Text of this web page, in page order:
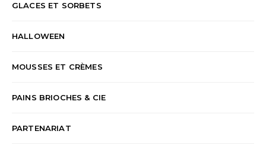
GLACES ET SORBETS
HALLOWEEN
MOUSSES ET CRÈMES
PAINS BRIOCHES & CIE
PARTENARIAT